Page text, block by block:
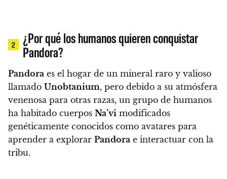
2
¿Por qué los humanos quieren conquistar
Pandora?
Pandora es el hogar de un mineral raro y valioso
llamado Unobtanium, pero debido a su atmósfera
venenosa para otras razas, un grupo de humanos
ha habitado cuerpos Na’vi modificados
genéticamente conocidos como avatares para
aprender a explorar Pandora e interactuar con la
tribu.